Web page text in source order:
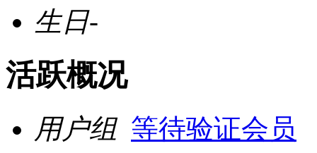
生日-
活跃概况
用户组 等待验证会员